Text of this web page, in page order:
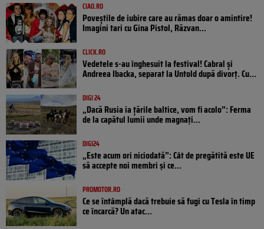
CIAO.RO
Poveştile de iubire care au rămas doar o amintire!
Imagini tari cu Gina Pistol, Răzvan...
CLICK.RO
Vedetele s-au înghesuit la festival! Cabral și
Andreea Ibacka, separat la Untold după divorț. Cu...
DIGI 24
„Dacă Rusia ia țările baltice, vom fi acolo”: Ferma
de la capătul lumii unde magnați...
DIGI24
„Este acum ori niciodată”: Cât de pregătită este UE
să accepte noi membri și ce...
PROMOTOR.RO
Ce se întâmplă dacă trebuie să fugi cu Tesla în timp
ce încarcă? Un atac...